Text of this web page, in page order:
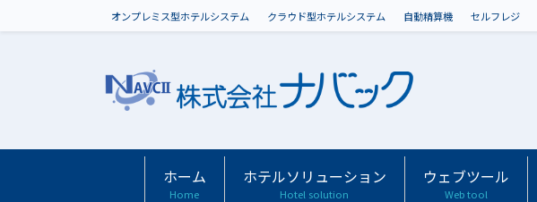
オンプレミス型ホテルシステム クラウド型ホテルシステム 自動精算機 セルフレジ
ホーム
Home
ホテルソリューション
Hotel solution
ウェブツール
Web tool